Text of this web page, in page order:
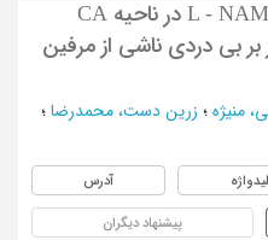
اثر تزریق L - آرژینین و L - NAME در ناحیه CA
بی دردی ناشی از مرفین
منیژه ؛ زرین دست، محمدرضا ؛
آدرس
پیشنهاد دیگران